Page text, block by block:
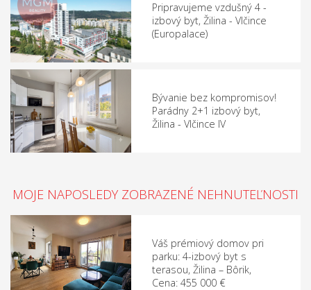
Pripravujeme vzdušný 4 -
izbový byt, Žilina - Vlčince
(Europalace)
Bývanie bez kompromisov!
Parádny 2+1 izbový byt,
Žilina - Vlčince IV
MOJE NAPOSLEDY ZOBRAZENÉ NEHNUTEĽNOSTI
Váš prémiový domov pri
parku: 4-izbový byt s
terasou, Žilina – Bôrik,
Cena: 455 000 €